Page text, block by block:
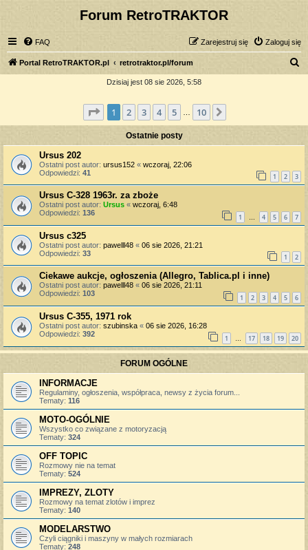
Forum RetroTRAKTOR
FAQ Zaloguj się
Zarejestruj się
Portal RetroTRAKTOR.pl retrotraktor.pl/forum
a
j
Dzisiaj jest 08 sie 2026, 5:58
Strona z10
1 2 3 4 5 10
Ostatnie posty
Ursus 202
Ostatni post autor: ursus152 « wczoraj, 22:06
Odpowiedzi: 41 1 2 3
Ursus C-328 1963r. za zboże
Ostatni post autor: Ursus « wczoraj, 6:48
Odpowiedzi: 136 1 … 4 5 6 7
Ursus c325
Ostatni post autor: pawelll48 « 06 sie 2026, 21:21
Odpowiedzi: 33 1 2
Ciekawe aukcje, ogłoszenia (Allegro, Tablica.pl i inne)
Ostatni post autor: pawelll48 « 06 sie 2026, 21:11
Odpowiedzi: 103 1 2 3 4 5 6
Ursus C-355, 1971 rok
Ostatni post autor: szubinska « 06 sie 2026, 16:28
Odpowiedzi: 392 1 … 17 18 19 20
FORUM OGÓLNE
INFORMACJE
Regulaminy, ogłoszenia, współpraca, newsy z życia forum...
Tematy: 116
MOTO-OGÓLNIE
Wszystko co związane z motoryzacją
Tematy: 324
OFF TOPIC
Rozmowy nie na temat
Tematy: 524
IMPREZY, ZLOTY
Rozmowy na temat zlotów i imprez
Tematy: 140
MODELARSTWO
Czyli ciągniki i maszyny w małych rozmiarach
Tematy: 248